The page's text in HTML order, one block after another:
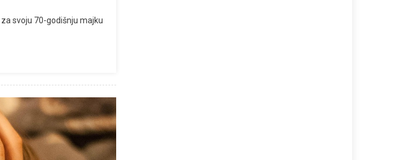
svoju 70-godišnju majku